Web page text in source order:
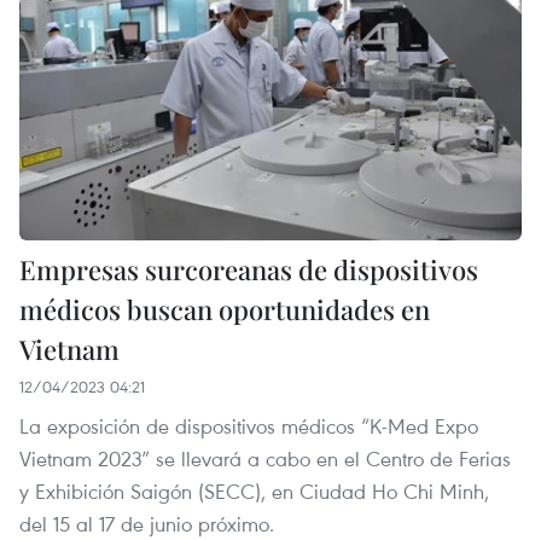
Empresas surcoreanas de dispositivos
médicos buscan oportunidades en
Vietnam
12/04/2023 04:21
La exposición de dispositivos médicos “K-Med Expo
Vietnam 2023” se llevará a cabo en el Centro de Ferias
y Exhibición Saigón (SECC), en Ciudad Ho Chi Minh,
del 15 al 17 de junio próximo.